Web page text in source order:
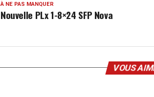
À NE PAS MANQUER
Nouvelle PLx 1-8×24 SFP Nova
VOUS